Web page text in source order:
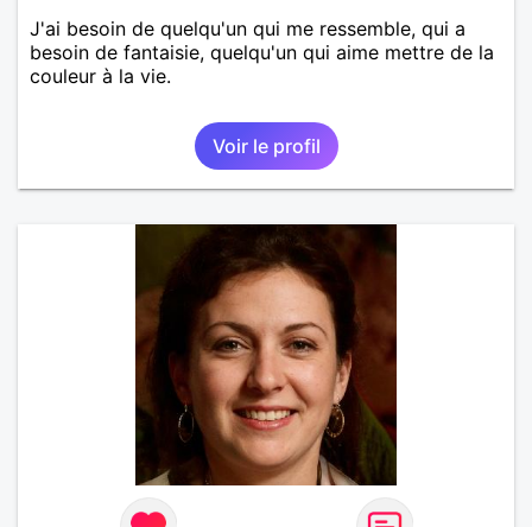
J'ai besoin de quelqu'un qui me ressemble, qui a
besoin de fantaisie, quelqu'un qui aime mettre de la
couleur à la vie.
Voir le profil